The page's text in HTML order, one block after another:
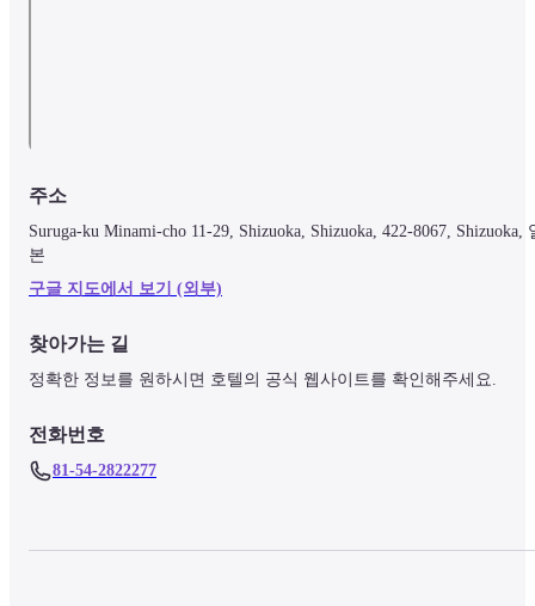
주소
Suruga-ku Minami-cho 11-29, Shizuoka, Shizuoka, 422-8067, Shizuoka,
본
구글 지도에서 보기 (외부)
찾아가는 길
정확한 정보를 원하시면 호텔의 공식 웹사이트를 확인해주세요.
전화번호
81-54-2822277